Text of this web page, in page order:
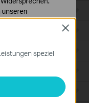
speziell
Close
unseren
nicht
Ihre Aktivitäten